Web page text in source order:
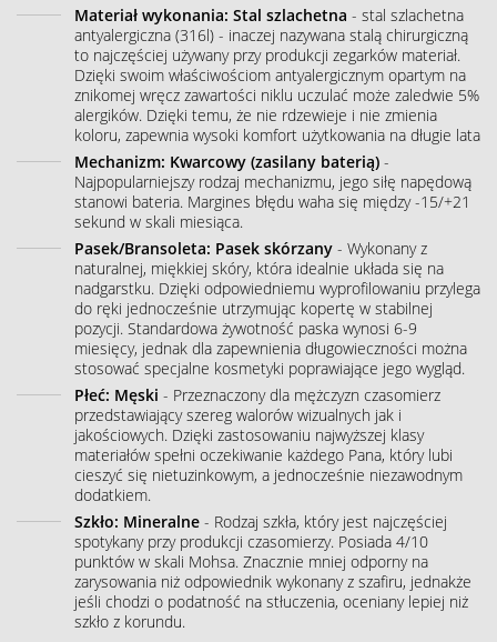
Materiał wykonania: Stal szlachetna - stal szlachetna
antyalergiczna (316l) - inaczej nazywana stalą chirurgiczną
to najczęściej używany przy produkcji zegarków materiał.
Dzięki swoim właściwościom antyalergicznym opartym na
znikomej wręcz zawartości niklu uczulać może zaledwie 5%
alergików. Dzięki temu, że nie rdzewieje i nie zmienia
koloru, zapewnia wysoki komfort użytkowania na długie lata
Mechanizm: Kwarcowy (zasilany baterią) -
Najpopularniejszy rodzaj mechanizmu, jego siłę napędową
stanowi bateria. Margines błędu waha się między -15/+21
sekund w skali miesiąca.
Pasek/Bransoleta: Pasek skórzany - Wykonany z
naturalnej, miękkiej skóry, która idealnie układa się na
nadgarstku. Dzięki odpowiedniemu wyprofilowaniu przylega
do ręki jednocześnie utrzymując kopertę w stabilnej
pozycji. Standardowa żywotność paska wynosi 6-9
miesięcy, jednak dla zapewnienia długowieczności można
stosować specjalne kosmetyki poprawiające jego wygląd.
Płeć: Męski - Przeznaczony dla mężczyzn czasomierz
przedstawiający szereg walorów wizualnych jak i
jakościowych. Dzięki zastosowaniu najwyższej klasy
materiałów spełni oczekiwanie każdego Pana, który lubi
cieszyć się nietuzinkowym, a jednocześnie niezawodnym
dodatkiem.
Szkło: Mineralne - Rodzaj szkła, który jest najczęściej
spotykany przy produkcji czasomierzy. Posiada 4/10
punktów w skali Mohsa. Znacznie mniej odporny na
zarysowania niż odpowiednik wykonany z szafiru, jednakże
jeśli chodzi o podatność na stłuczenia, oceniany lepiej niż
szkło z korundu.